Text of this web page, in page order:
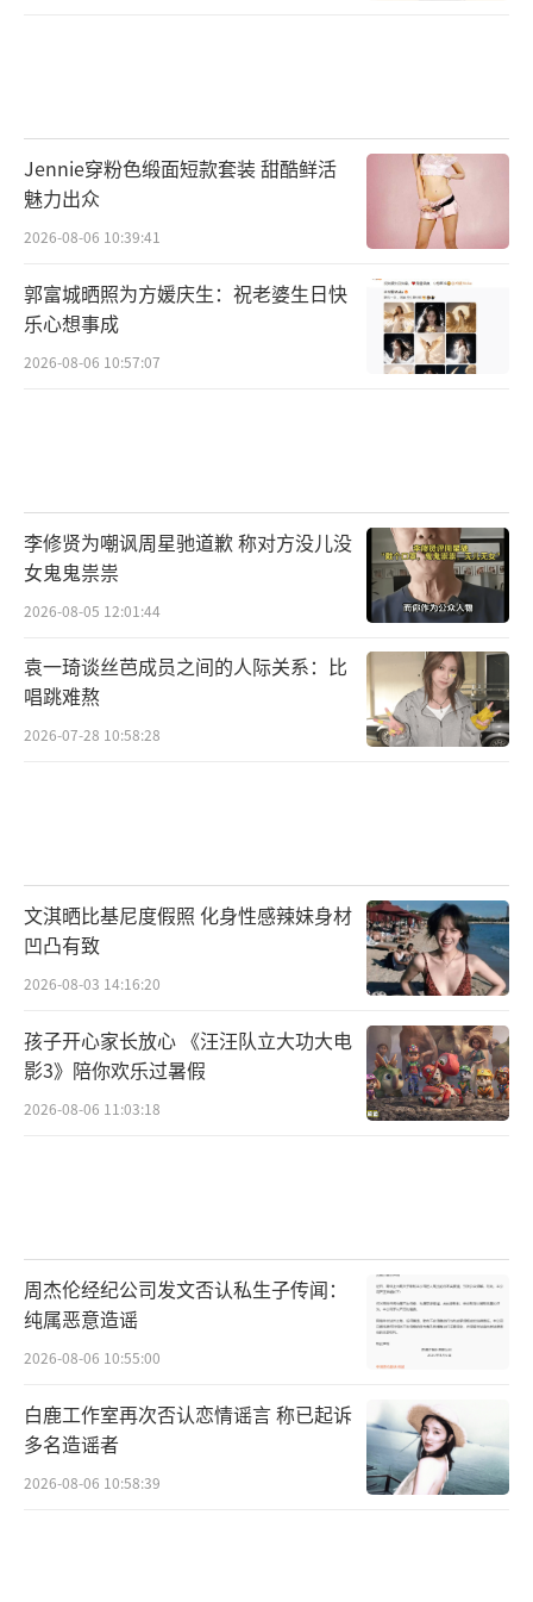
Jennie穿粉色缎面短款套装 甜酷鲜活
魅力出众
2026-08-06 10:39:41
郭富城晒照为方媛庆生：祝老婆生日快
乐心想事成
2026-08-06 10:57:07
李修贤为嘲讽周星驰道歉 称对方没儿没
女鬼鬼祟祟
2026-08-05 12:01:44
袁一琦谈丝芭成员之间的人际关系：比
唱跳难熬
2026-07-28 10:58:28
文淇晒比基尼度假照 化身性感辣妹身材
凹凸有致
2026-08-03 14:16:20
孩子开心家长放心 《汪汪队立大功大电
影3》陪你欢乐过暑假
2026-08-06 11:03:18
周杰伦经纪公司发文否认私生子传闻：
纯属恶意造谣
2026-08-06 10:55:00
白鹿工作室再次否认恋情谣言 称已起诉
多名造谣者
2026-08-06 10:58:39